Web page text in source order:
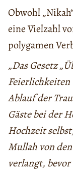
Obwohl
eine Vielzahl
polygamen
„Das Gesetz
Feierlichkeiten
Ablauf der
Gäste bei der
Hochzeit
Mullah von
verlangt,